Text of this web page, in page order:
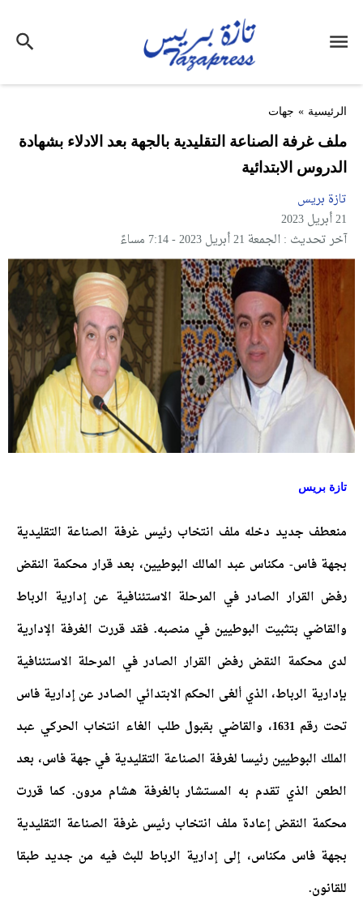
الرئيسية » جهات
ملف غرفة الصناعة التقليدية بالجهة بعد الادلاء بشهادة
الدروس الابتدائية
تازة بريس
21 أبريل 2023
آخر تحديث : الجمعة 21 أبريل 2023 - 7:14 مساءً
تازة بريس
منعطف جديد دخله ملف انتخاب رئيس غرفة الصناعة التقليدية
بجهة فاس- مكناس عبد المالك البوطيين، بعد قرار محكمة النقض
رفض القرار الصادر في المرحلة الاستئنافية عن إدارية الرباط
والقاضي بتثبيت البوطيين في منصبه. فقد قررت الغرفة الإدارية
لدى محكمة النقض رفض القرار الصادر في المرحلة الاستئنافية
بإدارية الرباط، الذي ألغى الحكم الابتدائي الصادر عن إدارية فاس
تحت رقم 1631، والقاضي بقبول طلب الغاء انتخاب الحركي عبد
الملك البوطيين رئيسا لغرفة الصناعة التقليدية في جهة فاس، بعد
الطعن الذي تقدم به المستشار بالغرفة هشام مرون. كما قررت
محكمة النقض إعادة ملف انتخاب رئيس غرفة الصناعة التقليدية
بجهة فاس مكناس، إلى إدارية الرباط للبث فيه من جديد طبقا
للقانون.